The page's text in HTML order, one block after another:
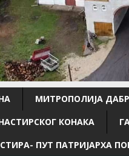
МИТРОПОЛИЈА
КОНАКА
ПУТ ПАТРИЈАРХА